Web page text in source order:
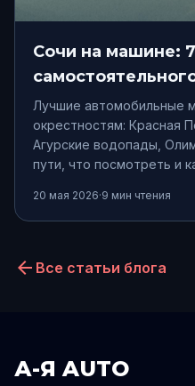
Сочи на машине:
Лучшие автомобильные
окрестностям: Красная
Агурские водопады,
пути, что посмотреть и
20 мая 2026·9 мин чтения
arrow_back Все статьи блога
А-Я AUTO